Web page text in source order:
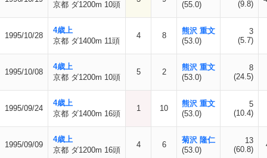
京都 ダ1200m 10頭
(55.0)
(9.8)
1995/10/28
4歳上
京都 ダ1400m 11頭
4 8
熊沢 重文
(53.0)
3
(5.7)
1995/10/08
4歳上
京都 ダ1200m 10頭
5 2
熊沢 重文
(53.0)
8
(24.5)
1995/09/24
4歳上
京都 ダ1400m 16頭
1 10
熊沢 重文
(53.0)
5
(10.4)
1995/09/09
4歳上
京都 ダ1200m 16頭
4 6
菊沢 隆仁
(53.0)
13
(60.8)